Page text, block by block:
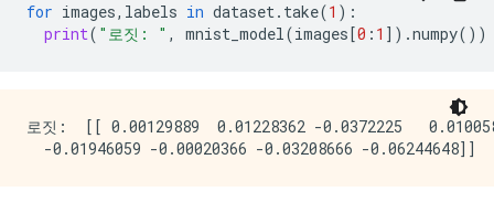
for images, labels in dataset. take(1 ):
print( "로짓: " , mnist_model(images[0 : 1 ]) .numpy())
로짓:  [[ 0.00129889  0.01228362 -0.0372225